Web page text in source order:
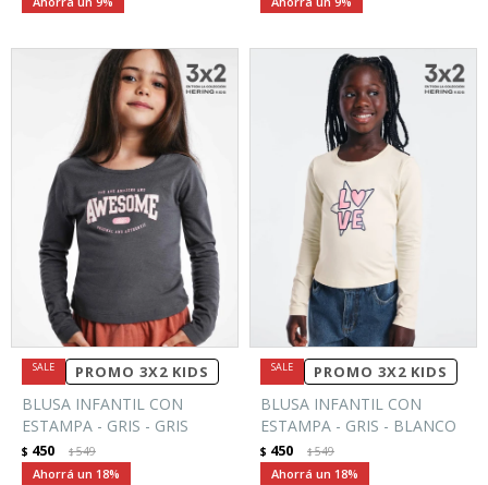
PROMO 3X2 KIDS
BLUSA INFANTIL CON
ESTAMPA - GRIS - GRIS
$ 450 $549
18
PROMO 3X2 KIDS
BLUSA INFANTIL CON
ESTAMPA - GRIS - BLANCO
$ 450 $549
18